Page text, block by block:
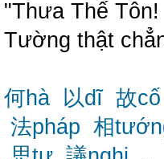
"Thưa Thế
Tường thật
何hà 以dĩ 故cố
法pháp 相